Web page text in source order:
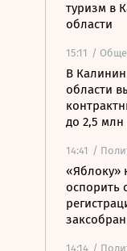
туризм в
области
15:11 /
В
области
до 2,5 млн
14:41 /
«Яблоку»
оспорить
14:14 /